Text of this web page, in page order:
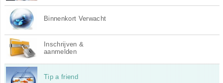
Binnenkort Verwacht
Inschrijven &
aanmelden
Tip a friend